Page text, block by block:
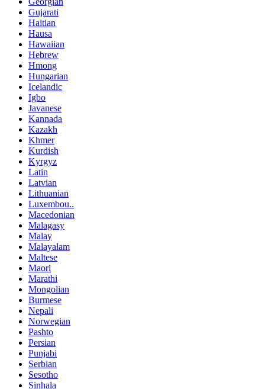
Gujarati
Haitian
Hausa
Hawaiian
Hebrew
Hmong
Hungarian
Icelandic
Igbo
Javanese
Kannada
Kazakh
Khmer
Kurdish
Kyrgyz
Latin
Latvian
Lithuanian
Luxembou..
Macedonian
Malagasy
Malay
Malayalam
Maltese
Maori
Marathi
Mongolian
Burmese
Nepali
Norwegian
Pashto
Persian
Punjabi
Serbian
Sesotho
Sinhala